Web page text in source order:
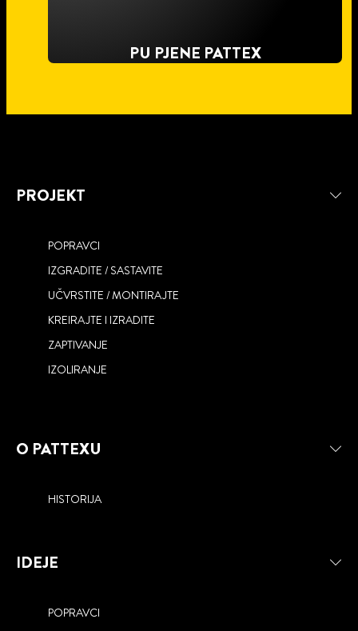
PU PJENE PATTEX
ONE FOR ALL
PROJEKT
POPRAVCI
IZGRADITE / SASTAVITE
UČVRSTITE / MONTIRAJTE
KREIRAJTE I IZRADITE
ZAPTIVANJE
IZOLIRANJE
O PATTEXU
HISTORIJA
IDEJE
POPRAVCI